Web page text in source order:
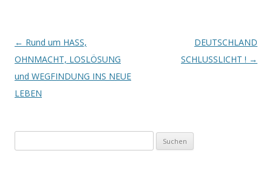
Beitrags-
Navigation
← Rund um HASS,
OHNMACHT, LOSLÖSUNG
und WEGFINDUNG INS NEUE
LEBEN
DEUTSCHLAND
SCHLUSSLICHT ! →
nach: